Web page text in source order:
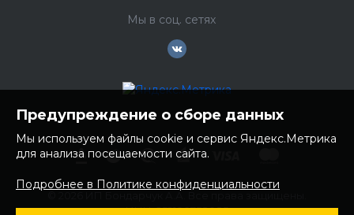
Мы в соц. сетях
ИНН: 252100758085
Предупреждение о сборе данных
Мы используем файлы cookie и сервис Яндекс.Метрика
для анализа посещаемости сайта.
Подробнее в Политике конфиденциальности